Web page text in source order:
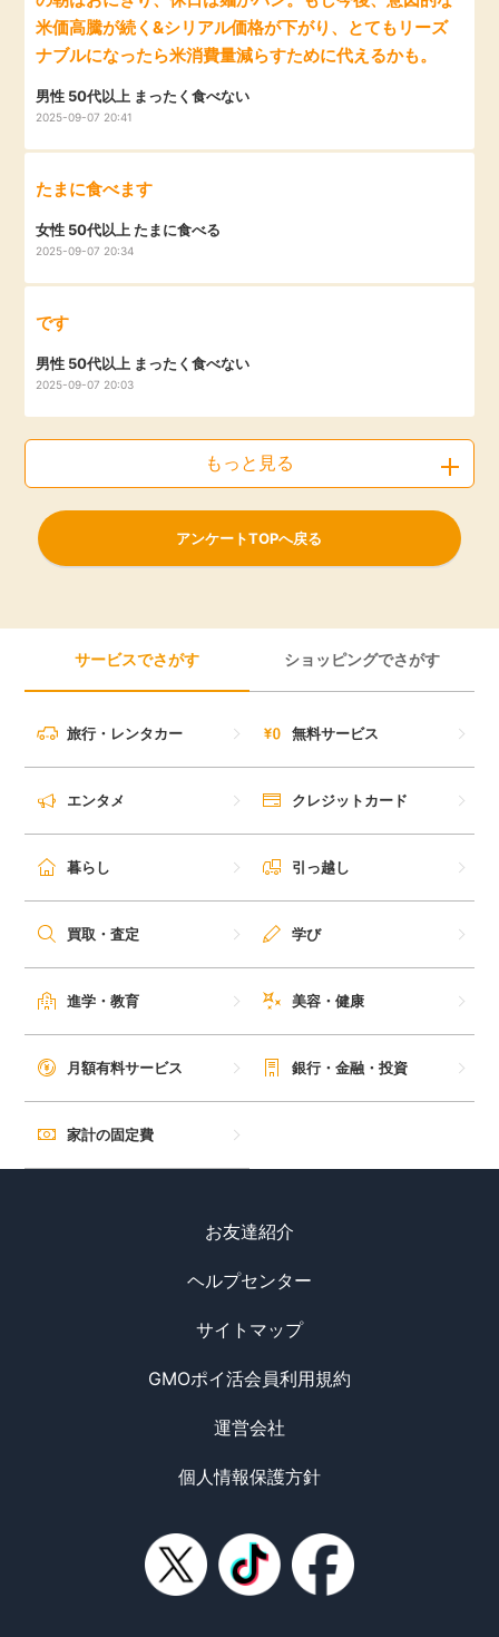
米価高騰が続く&シリアル価格が下がり、とてもリーズ
ナブルになったら米消費量減らすために代えるかも。
男性 50代以上 まったく食べない
2025-09-07 20:41
たまに食べます
女性 50代以上 たまに食べる
2025-09-07 20:34
です
男性 50代以上 まったく食べない
2025-09-07 20:03
もっと見る
アンケートTOPへ戻る
サービスでさがす ショッピングでさがす
旅行・レンタカー 無料サービス
エンタメ クレジットカード
暮らし 引っ越し
買取・査定 学び
進学・教育 美容・健康
月額有料サービス 銀行・金融・投資
家計の固定費
お友達紹介
ヘルプセンター
サイトマップ
GMOポイ活会員利用規約
運営会社
個人情報保護方針